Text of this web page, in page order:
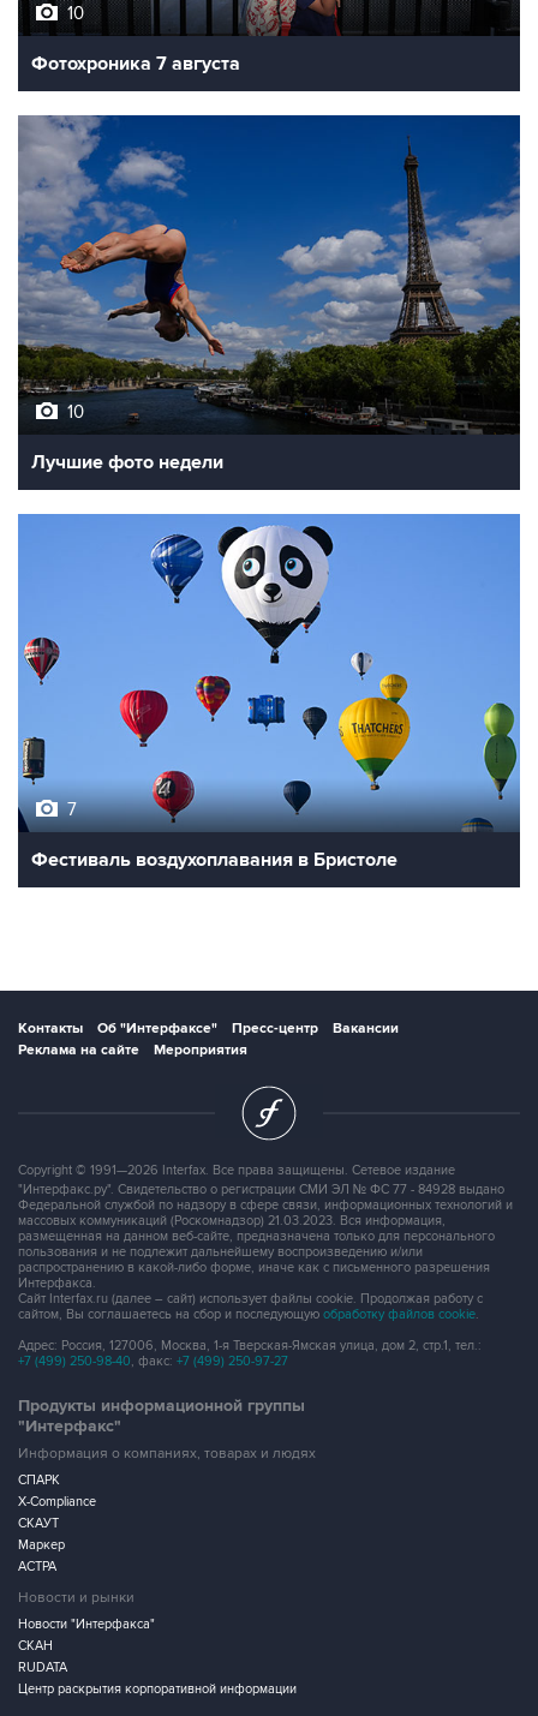
10
Фотохроника 7 августа
10
Лучшие фото недели
7
Фестиваль воздухоплавания в Бристоле
Контакты Об "Интерфаксе" Пресс-центр
Вакансии
Реклама на сайте
Мероприятия
Copyright © 1991—2026 Interfax. Все права защищены. Сетевое издание
"Интерфакс.ру". Свидетельство о регистрации СМИ ЭЛ № ФС 77 - 84928 выдано
Федеральной службой по надзору в сфере связи, информационных технологий и
массовых коммуникаций (Роскомнадзор) 21.03.2023. Вся информация,
размещенная на данном веб-сайте, предназначена только для персонального
пользования и не подлежит дальнейшему воспроизведению и/или
распространению в какой-либо форме, иначе как с письменного разрешения
Интерфакса.
Сайт Interfax.ru (далее – сайт) использует файлы cookie. Продолжая работу с
сайтом, Вы соглашаетесь на сбор и последующую обработку файлов cookie.
Адрес: Россия, 127006, Москва, 1-я Тверская-Ямская улица, дом 2, стр.1, тел.:
+7 (499) 250-98-40, факс: +7 (499) 250-97-27
Продукты информационной группы
"Интерфакс"
Информация о компаниях, товарах и людях
СПАРК
X-Compliance
СКАУТ
Маркер
АСТРА
Новости и рынки
Новости "Интерфакса"
СКАН
RUDATA
Центр раскрытия корпоративной информации